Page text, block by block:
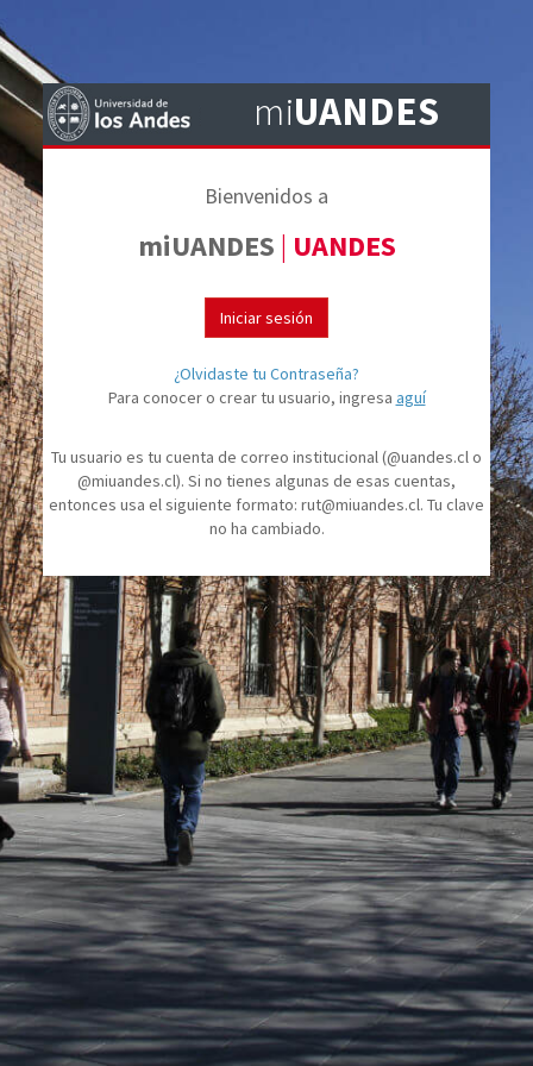
miUANDES
Bienvenidos a
miUANDES | UANDES
Iniciar sesión
¿Olvidaste tu Contraseña?
Para conocer o crear tu usuario, ingresa aguí
Tu usuario es tu cuenta de correo institucional (@uandes.cl o
@miuandes.cl). Si no tienes algunas de esas cuentas,
entonces usa el siguiente formato: rut@miuandes.cl. Tu clave
no ha cambiado.